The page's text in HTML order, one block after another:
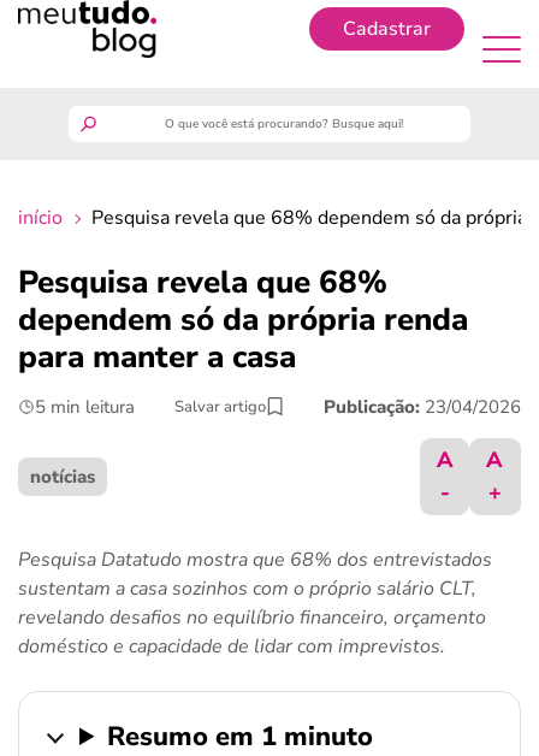
Cadastrar
finanças
benefícios
últimas notícias
ferramentas
início Pesquisa revela que 68% dependem só da própria
Pesquisa revela que 68%
dependem só da própria renda
para manter a casa
5 min leitura Salvar artigo Publicação: 23/04/2026
notícias
A
-
A
+
Pesquisa Datatudo mostra que 68% dos entrevistados
sustentam a casa sozinhos com o próprio salário CLT,
revelando desafios no equilíbrio financeiro, orçamento
doméstico e capacidade de lidar com imprevistos.
Resumo em 1 minuto